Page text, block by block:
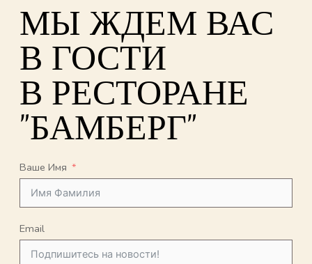
МЫ ЖДЕМ ВАС
В ГОСТИ
В РЕСТОРАНЕ
"БАМБЕРГ"
Ваше Имя
Email